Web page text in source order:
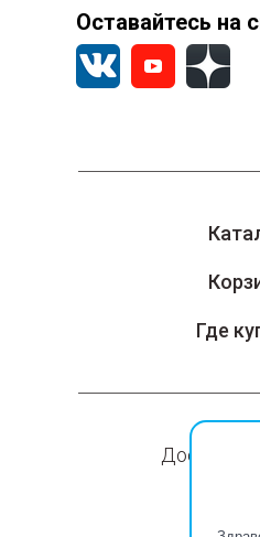
Где
Доставка
Оставайтесь на